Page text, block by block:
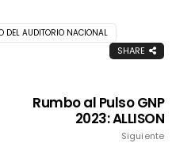
DEL AUDITORIO NACIONAL
SHARE
Rumbo al Pulso GNP
2023: ALLISON
Siguiente